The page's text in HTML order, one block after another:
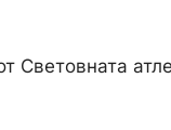
Световната